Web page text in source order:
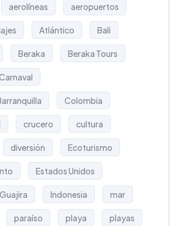
aerolíneas aeropuertos
Atlántico Bali
Beraka Beraka Tours
Colombia
crucero cultura
diversión Ecoturismo
Estados Unidos
Guajira Indonesia mar
paraíso playa playas